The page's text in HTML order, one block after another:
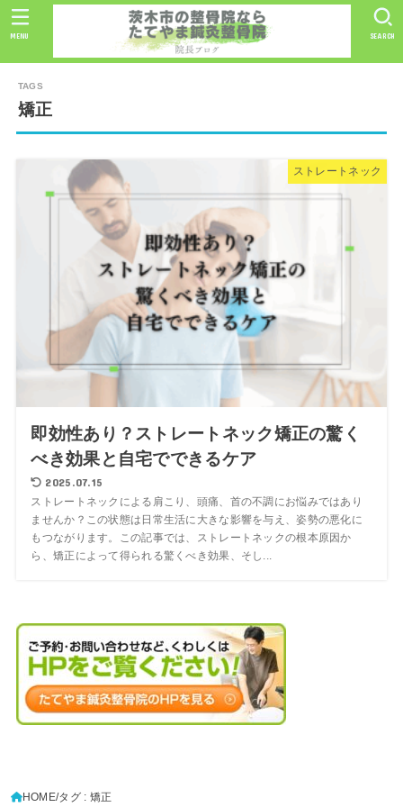
SEARCH
MENU
矯正
ストレートネック
即効性あり？ストレートネック矯正の驚く
べき効果と自宅でできるケア
2025.07.15
ストレートネックによる肩こり、頭痛、首の不調にお悩みではあり
ませんか？この状態は日常生活に大きな影響を与え、姿勢の悪化に
もつながります。この記事では、ストレートネックの根本原因か
ら、矯正によって得られる驚くべき効果、そし...
HOME タグ : 矯正